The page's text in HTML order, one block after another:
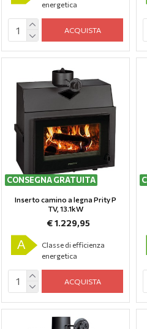
energetica
ACQUISTA
CONSEGNA GRATUITA
Inserto camino a legna Prity P
TV, 13.1kW
€ 1.229,95
A
Classe di efficienza
energetica
ACQUISTA